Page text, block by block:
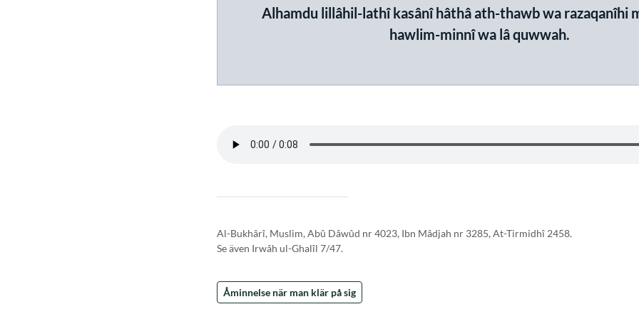
Alhamdu lillâhil-lathî kasânî hâthâ ath-thawb wa razaqanîhi
hawlim-minnî wa lâ quwwah.
Al-Bukhârî, Muslim, Abû Dâwûd nr 4023, Ibn Mâdjah nr 3285, At-Tirmidhî 2458.
Se även Irwâh ul-Ghalîl 7/47.
Åminnelse när man klär på sig